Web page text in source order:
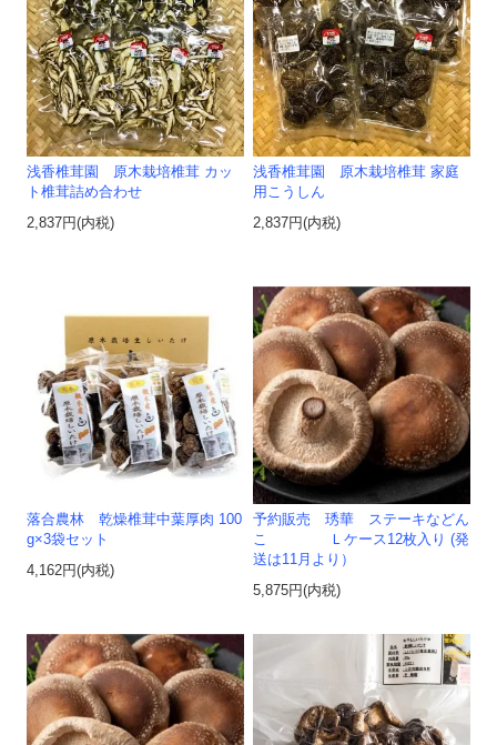
浅香椎茸園 原木栽培椎茸 カッ
ト椎茸詰め合わせ
2,837円(内税)
浅香椎茸園 原木栽培椎茸 家庭
用こうしん
2,837円(内税)
落合農林 乾燥椎茸中葉厚肉 100
g×3袋セット
4,162円(内税)
予約販売 琇華 ステーキなどん
こ Ｌケース12枚入り (発
送は11月より）
5,875円(内税)